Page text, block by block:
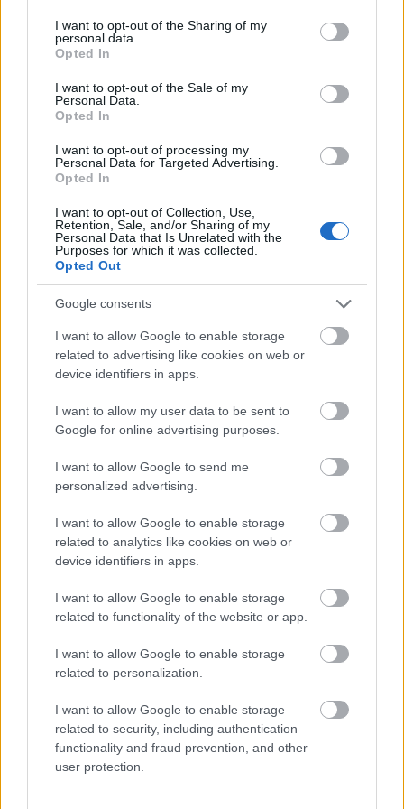
not limited to your visit or usage behaviour. You may click to
grant or deny consent to Google and its third-party tags to
use your data for below specified purposes in below Google
consent section.
I want to opt-out of the Sharing of my
personal data.
Opted In
I want to opt-out of the Sale of my
Personal Data.
Opted In
I want to opt-out of processing my
Personal Data for Targeted Advertising.
Opted In
I want to opt-out of Collection, Use,
Retention, Sale, and/or Sharing of my
Personal Data that Is Unrelated with the
Purposes for which it was collected.
Opted Out
Google consents
I want to allow Google to enable storage
related to advertising like cookies on web or
device identifiers in apps.
I want to allow my user data to be sent to
Google for online advertising purposes.
I want to allow Google to send me
personalized advertising.
I want to allow Google to enable storage
related to analytics like cookies on web or
device identifiers in apps.
I want to allow Google to enable storage
related to functionality of the website or app.
I want to allow Google to enable storage
related to personalization.
I want to allow Google to enable storage
related to security, including authentication
functionality and fraud prevention, and other
user protection.
szerepeket. Eddig négyszer jelölték Oscar-
díjra: a Boogie Nights (1997), az Egy
kapcsolat vége (1999), Az Órák, és a Távol a
mennyországtól című filmekben nyújtott
alakításáért.
Idén a Római Filmfesztiválon életműdíjjal
tüntették ki; a Marcus Aurelius Színészdíjat
Paolo Sorrentinótól, az Il Divo együttes
vezetőjétől vehette át kedd este. Az ötödik
évébe lépett fesztivál előző négy kiadásán az
elismerést Sean Connery, Sophia Loren, Al
Pacino és Meryl Streep kapta.
Olaszország Film Filmpremier
SZEMBE MERSZ NÉZNI AZZAL, AKIVÉ
VÁLHATTÁL VOLNA?
TERMÉSZETFELETTI ERŐK ÉS ELFELEDETT
TITKOK: ITT A SHELBY OAKS – A GONOSZ
NYOMÁBAN MAGYAR ELŐZETESE